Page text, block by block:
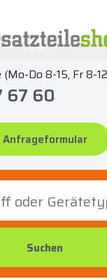
Do 8-15, Fr 8-
67 60
Anfrageformular